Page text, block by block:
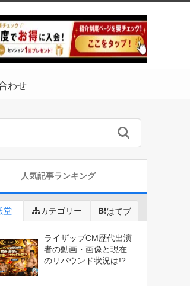
わせ
人気記事ランキング
堂 カテゴリー はてブ
ライザップCM歴代出演
者の動画・画像と現在
のリバウンド状況は!?